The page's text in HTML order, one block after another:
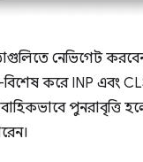
নেভিগেট
করে INP এবং CLS-
পুনরাবৃত্তি